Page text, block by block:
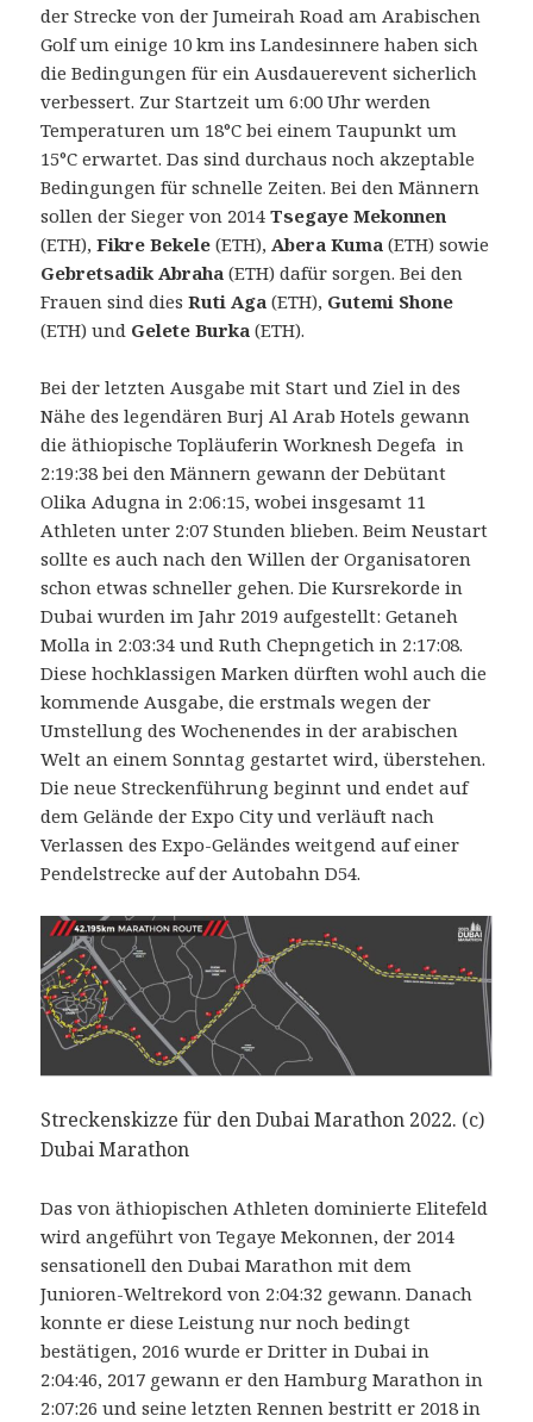
der Strecke von der Jumeirah Road am Arabischen
Golf um einige 10 km ins Landesinnere haben sich
die Bedingungen für ein Ausdauerevent sicherlich
verbessert. Zur Startzeit um 6:00 Uhr werden
Temperaturen um 18°C bei einem Taupunkt um
15°C erwartet. Das sind durchaus noch akzeptable
Bedingungen für schnelle Zeiten. Bei den Männern
sollen der Sieger von 2014Tsegaye Mekonnen
(ETH),Fikre Bekele (ETH), Abera Kuma (ETH) sowie
Gebretsadik Abraha (ETH) dafür sorgen. Bei den
Frauen sind diesRuti Aga (ETH), Gutemi Shone
(ETH) und Gelete Burka (ETH).
Bei der letzten Ausgabe mit Start und Ziel in des
Nähe des legendären Burj Al Arab Hotels gewann
die äthiopische Topläuferin Worknesh Degefa in
2:19:38 beiden Männern gewann der Debütant
Olika Adugna in 2:06:15, wobei insgesamt 11
Athleten unter 2:07 Stunden blieben.Beim Neustart
sollte es auch nach den Willen der Organisatoren
schon etwas schneller gehen. Die Kursrekorde in
Dubai wurden im Jahr 2019 aufgestellt: Getaneh
Molla in 2:03:34 und Ruth Chepngetich in 2:17:08.
Diese hochklassigen Marken dürften wohl auch die
kommende Ausgabe, die erstmals wegen der
Umstellung des Wochenendes in der arabischen
Welt an einem Sonntag gestartet wird, überstehen.
Die neue Streckenführung beginnt und endet auf
dem Gelände der Expo City und verläuft nach
Verlassen des Expo-Geländes weitgend auf einer
Pendelstrecke auf der Autobahn D54.
Streckenskizze für den Dubai Marathon 2022. (c)
Dubai Marathon
Das von äthiopischen Athleten dominierte Elitefeld
wird angeführt von Tegaye Mekonnen, der 2014
sensationell den Dubai Marathon mit dem
Junioren-Weltrekord von 2:04:32 gewann. Danach
konnte er diese Leistung nur noch bedingt
bestätigen, 2016 wurde er Dritter in Dubai in
2:04:46, 2017 gewann er den Hamburg Marathon in
2:07:26 und seine letzten Rennen bestritt er 2018 in